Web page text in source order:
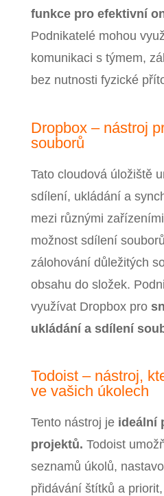
funkce pro efektivní
Podnikatelé mohou
komunikaci s týmem,
bez nutnosti fyzické
Dropbox – nástroj
souborů
Tato cloudová úložiště
sdílení, ukládání a
mezi různými
možnost sdílení
zálohování důležitých
obsahu do složek.
využívat Dropbox pro
ukládání a sdílení
Todoist – nástroj,
ve vašich úkolech
Tento nástroj jeideální
projektů. Todoist
seznamů úkolů,
přidávání štítků a